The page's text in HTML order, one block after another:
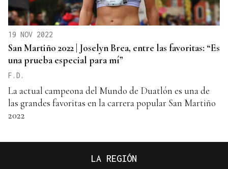
19 NOV 2022
San Martiño 2022 | Joselyn Brea, entre las favoritas: “Es
una prueba especial para mí”
F.D.
La actual campeona del Mundo de Duatlón es una de
las grandes favoritas en la carrera popular San Martiño
2022
LA REGIÓN